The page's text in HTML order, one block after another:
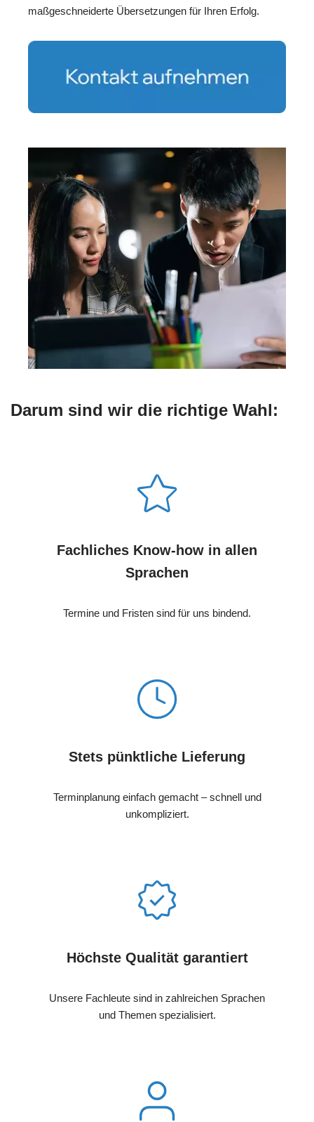
maßgeschneiderte Übersetzungen für Ihren Erfolg.
Darum sind wir die richtige Wahl:
Fachliches Know-how in allen
Sprachen
Termine und Fristen sind für uns bindend.
Stets pünktliche Lieferung
Terminplanung einfach gemacht – schnell und
unkompliziert.
Höchste Qualität garantiert
Unsere Fachleute sind in zahlreichen Sprachen
und Themen spezialisiert.